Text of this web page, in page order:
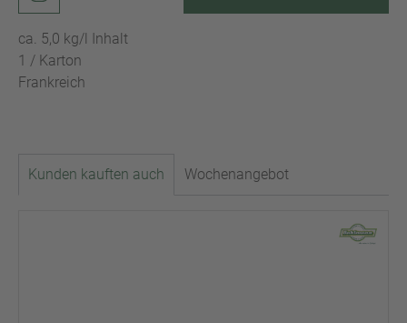
ca. 5,0 kg/l Inhalt
1 / Karton
Frankreich
Kunden kauften auch Wochenangebot